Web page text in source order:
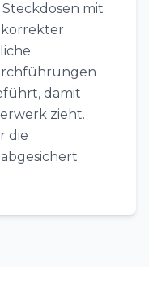
mit
damit
zieht.
die